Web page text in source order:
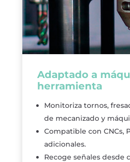
Adaptado a
herramienta
Monitoriza tornos,
de mecanizado y
Compatible con CNCs,
adicionales.
Recoge señales desde